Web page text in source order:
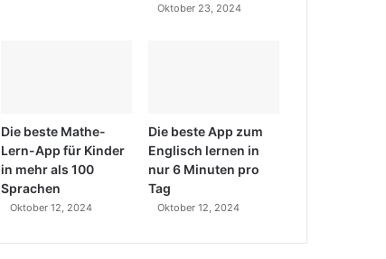
Oktober 23, 2024
Die beste Mathe-
Lern-App für Kinder
in mehr als 100
Sprachen
Oktober 12, 2024
Die beste App zum
Englisch lernen in
nur 6 Minuten pro
Tag
Oktober 12, 2024